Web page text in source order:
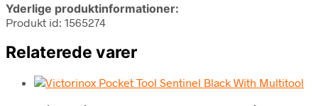
Yderlige produktinformationer:
Produkt id: 1565274
Relaterede varer